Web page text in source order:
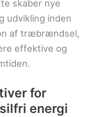
skaber nye
udvikling inden
af træbrændsel,
effektive og
for
energi